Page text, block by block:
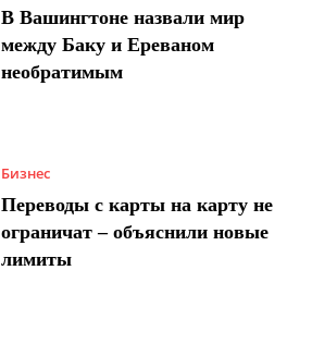
В Вашингтоне назвали мир
между Баку и Ереваном
необратимым
Бизнес
Переводы с карты на карту не
ограничат – объяснили новые
лимиты